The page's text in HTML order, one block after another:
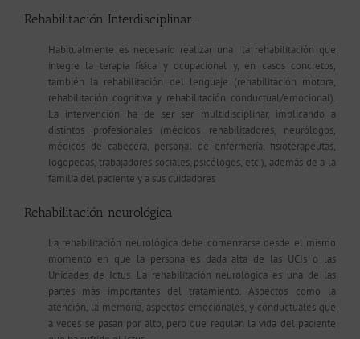
Rehabilitación Interdisciplinar.
Habitualmente es necesario realizar una la rehabilitación que
integre la terapia física y ocupacional y, en casos concretos,
también la rehabilitación del lenguaje (rehabilitación motora,
rehabilitación cognitiva y rehabilitación conductual/emocional).
La intervención ha de ser ser multidisciplinar, implicando a
distintos profesionales (médicos rehabilitadores, neurólogos,
médicos de cabecera, personal de enfermería, fisioterapeutas,
logopedas, trabajadores sociales, psicólogos, etc.), además de a la
familia del paciente y a sus cuidadores
Rehabilitación neurológica
La rehabilitación neurológica debe comenzarse desde el mismo
momento en que la persona es dada alta de las UCIs o las
Unidades de Ictus. La rehabilitación neurológica es una de las
partes más importantes del tratamiento. Aspectos como la
atención, la memoria, aspectos emocionales, y conductuales que
a veces se pasan por alto, pero que regulan la vida del paciente